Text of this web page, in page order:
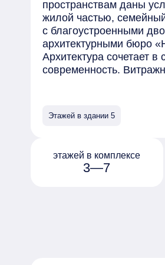
пространствам даны
жилой частью,
с благоустроенными
архитектурными бюро
Архитектура сочетает
современность.
комплексе
квартиры с патио и
открываются
предлагаются с
Этажей в здании 5
3—7
этажей в комплексе